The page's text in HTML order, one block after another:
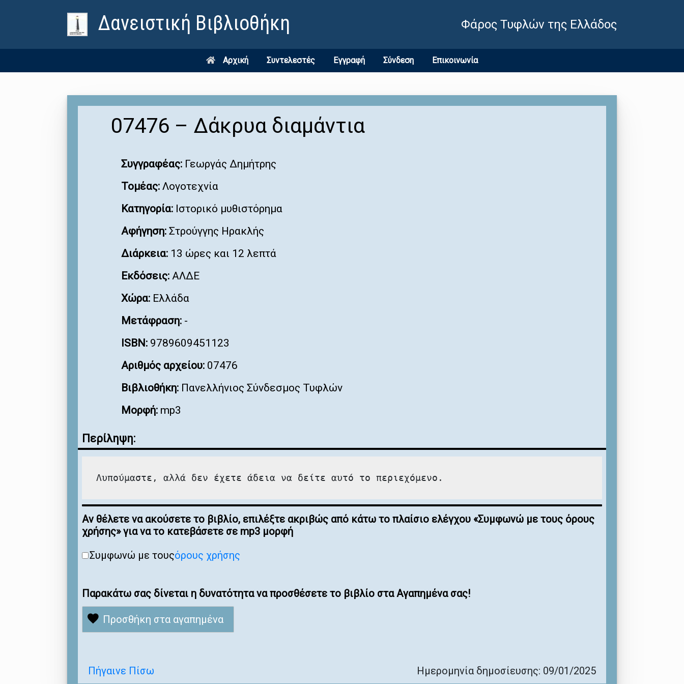
Δανειστική Βιβλιοθήκη Φάρος Τυφλών της Ελλάδος
Αρχική Συντελεστές Εγγραφή Σύνδεση Επικοινωνία
07476 – Δάκρυα διαμάντια
Συγγραφέας: Γεωργάς Δημήτρης
Τομέας: Λογοτεχνία
Κατηγορία: Ιστορικό μυθιστόρημα
Αφήγηση: Στρούγγης Ηρακλής
Διάρκεια: 13 ώρες και 12 λεπτά
Εκδόσεις: ΑΛΔΕ
Χώρα: Ελλάδα
Μετάφραση: -
ISBN: 9789609451123
Αριθμός αρχείου: 07476
Βιβλιοθήκη: Πανελλήνιος Σύνδεσμος Τυφλών
Μορφή: mp3
Περίληψη:
Λυπούμαστε, αλλά δεν έχετε άδεια να δείτε αυτό το περιεχόμενο.
Αν θέλετε να ακούσετε το βιβλίο, επιλέξτε ακριβώς από κάτω το πλαίσιο ελέγχου «Συμφωνώ με τους όρους
χρήσης» για να το κατεβάσετε σε mp3 μορφή
Συμφωνώ με τουςόρους χρήσης
Παρακάτω σας δίνεται η δυνατότητα να προσθέσετε το βιβλίο στα Αγαπημένα σας!
Προσθήκη στα αγαπημένα
Πήγαινε Πίσω Ημερομηνία δημοσίευσης: 09/01/2025